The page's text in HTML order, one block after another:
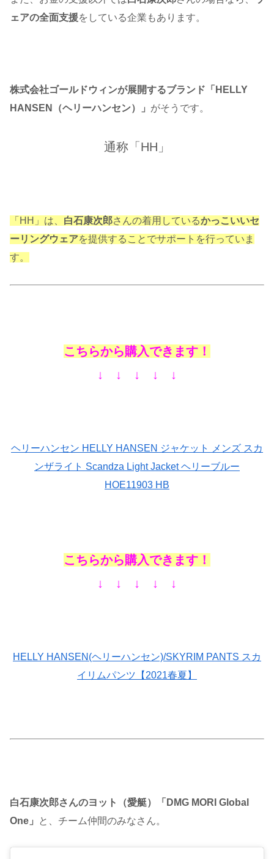
ェアの全面支援をしている企業もあります。
株式会社ゴールドウィンが展開するブランド「HELLY
HANSEN（ヘリーハンセン）」 がそうです。
通称「HH」
「HH」は、 白石康次郎さんの着用しているかっこいいセ
ーリングウェアを提供することでサポートを行っていま
す。
こちらから購入できます！
↓ ↓ ↓ ↓ ↓
ヘリーハンセン HELLY HANSEN ジャケット メンズ スカ
ンザライト Scandza Light Jacket ヘリーブルー
HOE11903 HB
こちらから購入できます！
↓ ↓ ↓ ↓ ↓
HELLY HANSEN(ヘリーハンセン)/SKYRIM PANTS スカ
イリムパンツ【2021春夏】
白石康次郎さんのヨット（愛艇）「DMG MORI Global
One」
と、チーム仲間のみなさん。